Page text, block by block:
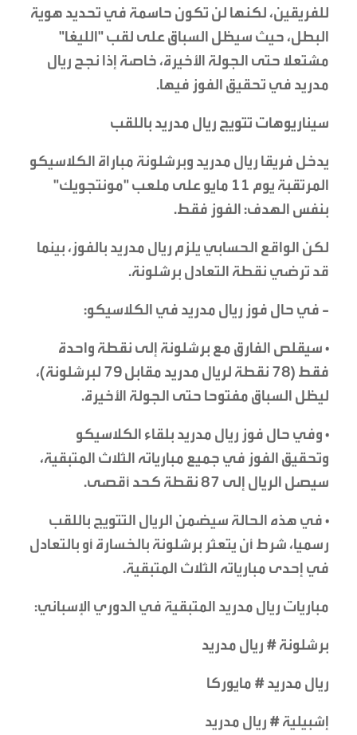
للفريقين، لكنها لن تكون حاسمة في تحديد هوية
البطل، حيث سيظل السباق على لقب "الليغا"
مشتعلا حتى الجولة الأخيرة، خاصة إذا نجح ريال
مدريد في تحقيق الفوز فيها.
سيناريوهات تتويج ريال مدريد باللقب
يدخل فريقا ريال مدريد وبرشلونة مباراة الكلاسيكو
المرتقبة يوم 11 مايو على ملعب "مونتجويك"
بنفس الهدف: الفوز فقط.
لكن الواقع الحسابي يلزم ريال مدريد بالفوز، بينما
قد ترضي نقطة التعادل برشلونة.
- في حال فوز ريال مدريد في الكلاسيكو:
• سيقلص الفارق مع برشلونة إلى نقطة واحدة
فقط (78 نقطة لريال مدريد مقابل 79 لبرشلونة)،
ليظل السباق مفتوحا حتى الجولة الأخيرة.
• وفي حال فوز ريال مدريد بلقاء الكلاسيكو
وتحقيق الفوز في جميع مبارياته الثلاث المتبقية،
سيصل الريال إلى 87 نقطة كحد أقصى.
• في هذه الحالة سيضمن الريال التتويج باللقب
رسميا، شرط أن يتعثر برشلونة بالخسارة أو بالتعادل
في إحدى مبارياته الثلاث المتبقية.
مباريات ريال مدريد المتبقية في الدوري الإسباني:
برشلونة # ريال مدريد
ريال مدريد # مايوركا
إشبيلية # ريال مدريد